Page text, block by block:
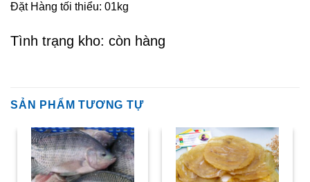
Đặt Hàng tối thiểu: 01kg
Tình trạng kho: còn hàng
SẢN PHẨM TƯƠNG TỰ